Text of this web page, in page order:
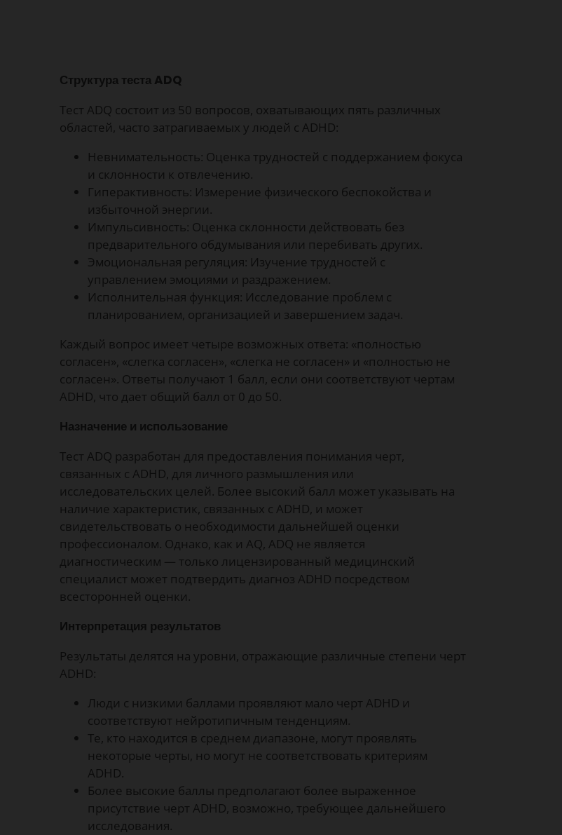
Структура теста ADQ
Тест ADQ состоит из 50 вопросов, охватывающих пять различных
областей, часто затрагиваемых у людей с ADHD:
Невнимательность: Оценка трудностей с поддержанием фокуса
и склонности к отвлечению.
Гиперактивность: Измерение физического беспокойства и
избыточной энергии.
Импульсивность: Оценка склонности действовать без
предварительного обдумывания или перебивать других.
Эмоциональная регуляция: Изучение трудностей с
управлением эмоциями и раздражением.
Исполнительная функция: Исследование проблем с
планированием, организацией и завершением задач.
Каждый вопрос имеет четыре возможных ответа: «полностью
согласен», «слегка согласен», «слегка не согласен» и «полностью не
согласен». Ответы получают 1 балл, если они соответствуют чертам
ADHD, что дает общий балл от 0 до 50.
Назначение и использование
Тест ADQ разработан для предоставления понимания черт,
связанных с ADHD, для личного размышления или
исследовательских целей. Более высокий балл может указывать на
наличие характеристик, связанных с ADHD, и может
свидетельствовать о необходимости дальнейшей оценки
профессионалом. Однако, как и AQ, ADQ не является
диагностическим — только лицензированный медицинский
специалист может подтвердить диагноз ADHD посредством
всесторонней оценки.
Интерпретация результатов
Результаты делятся на уровни, отражающие различные степени черт
ADHD:
Люди с низкими баллами проявляют мало черт ADHD и
соответствуют нейротипичным тенденциям.
Те, кто находится в среднем диапазоне, могут проявлять
некоторые черты, но могут не соответствовать критериям
ADHD.
Более высокие баллы предполагают более выраженное
присутствие черт ADHD, возможно, требующее дальнейшего
исследования.